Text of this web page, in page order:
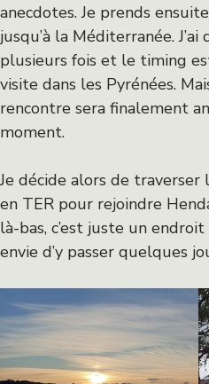
anecdotes. Je prends
jusqu’à la Méditerranée.
plusieurs fois et le timing
visite dans les Pyrénées.
rencontre sera finalement
moment.
Je décide alors de
en TER pour rejoindre
là-bas, c’est juste un
envie d’y passer quelques